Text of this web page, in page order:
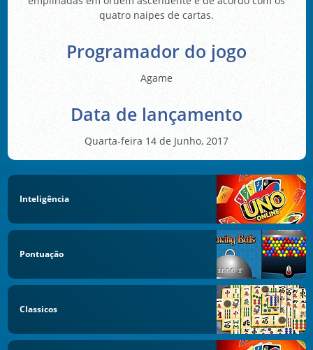
quatro naipes de cartas.
Programador do jogo
Agame
Data de lançamento
Quarta-feira 14 de Junho, 2017
Inteligência
Pontuação
Classicos